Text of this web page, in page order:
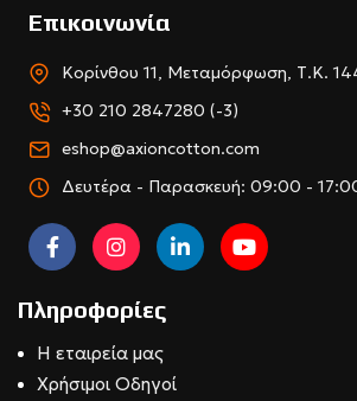
Επικοινωνία
Κορίνθου 11, Μεταμόρφωση, Τ.Κ.
+30 210 2847280 (-3)
eshop@axioncotton.com
Δευτέρα - Παρασκευή: 09:00 -
Πληροφορίες
Η εταιρεία μας
Χρήσιμοι Οδηγοί